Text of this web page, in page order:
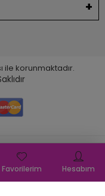
ile korunmaktadır.
Favorilerim
Hesabım